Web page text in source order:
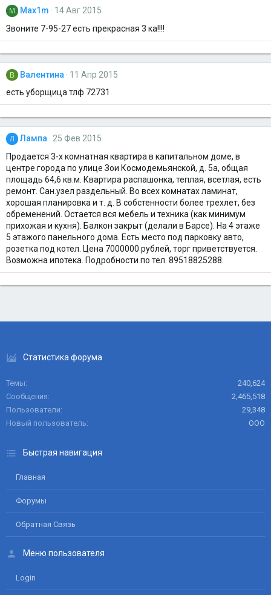
M Max1m
14 Авг 2015
Звоните 7-95-27 есть прекрасная 3 ка!!!!
В Валентина
11 Апр 2015
есть уборщица тлф 72731
Л Лампа 25 Фев 2015
Продается 3-х комнатная квартира в капитальном доме, в
центре города по улице Зои Космодемьянской, д. 5а, общая
площадь 64,6 кв.м. Квартира распашонка, теплая, всетлая, есть
ремонт. Сан.узел раздельный. Во всех комнатах ламинат,
хорошая планировка и т. д. В собстенности более трехлет, без
обременений. Остается вся мебель и техника (как минимум
прихожая и кухня). Балкон закрыт (делали в Барсе). На 4 этаже
5 этажого панельного дома. Есть место под парковку авто,
розетка под котел. Цена 7000000 рублей, торг приветствуется.
Возможна ипотека. Подробности по тел. 89518825288.
Статистика форума
Темы
240,624
Сообщения
2,465,518
Пользователи
29,348
Новый пользователь
ООО
Быстрая навигация
Главная
Форумы
Обратная Связь
Меню пользователя
Login